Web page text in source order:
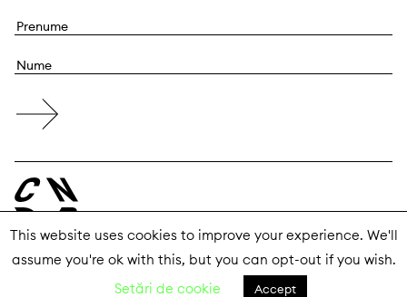
a
l
P
e
u
e
N
m
© 2026 Centrul Național al Dansului București
This website uses cookies to improve your experience. We'll
assume you're ok with this, but you can opt-out if you wish.
Setări de cookie
Accept